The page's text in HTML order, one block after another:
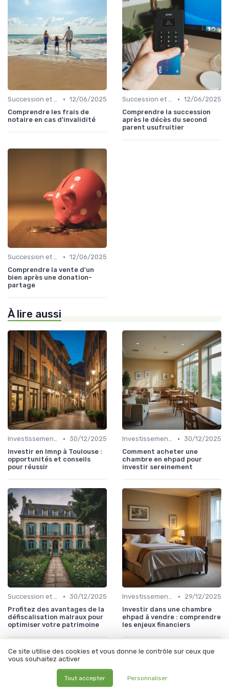
Succession et Transmission de Patrimoine • 12/06/2025
Comprendre les frais de
notaire en cas d'invalidité
Succession et Transmission de Patrimoine • 12/06/2025
Comprendre la succession
après le décès du second
parent usufruitier
Succession et Transmission de Patrimoine • 12/06/2025
Comprendre la vente d'un
bien après une donation-
partage
À lire aussi
Investissement Immobilier • 30/12/2025
Investir en lmnp à Toulouse :
opportunités et conseils
pour réussir
Investissement Immobilier • 30/12/2025
Comment acheter une
chambre en ehpad pour
investir sereinement
Succession et Transmission de Patrimoine • 30/12/2025
Profitez des avantages de la
défiscalisation malraux pour
optimiser votre patrimoine
Investissement Immobilier •
29/12/2025
Investir dans une chambre
ehpad à vendre : comprendre
les enjeux financiers
Ce site utilise des cookies et vous donne le contrôle sur ceux que
vous souhaitez activer
Tout accepter Personnaliser